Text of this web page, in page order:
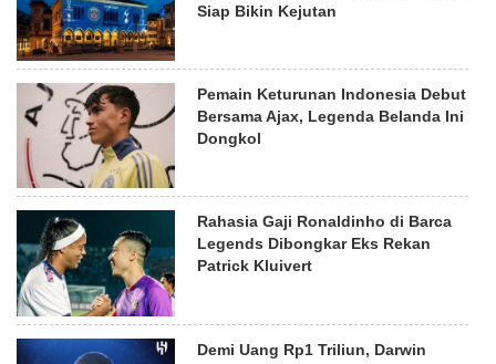
Siap Bikin Kejutan
Pemain Keturunan Indonesia Debut
Bersama Ajax, Legenda Belanda Ini
Dongkol
Rahasia Gaji Ronaldinho di Barca
Legends Dibongkar Eks Rekan
Patrick Kluivert
Demi Uang Rp1 Triliun, Darwin